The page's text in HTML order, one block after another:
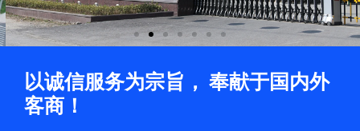
以诚信服务为宗旨， 奉献于国内外
客商！